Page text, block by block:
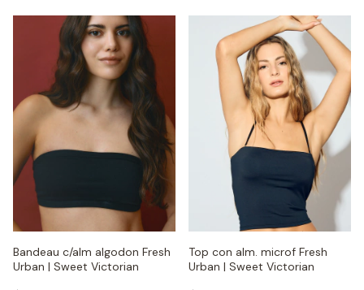
Bandeau c/alm algodon Fresh
Urban | Sweet Victorian
Top con alm. microf Fresh
Urban | Sweet Victorian